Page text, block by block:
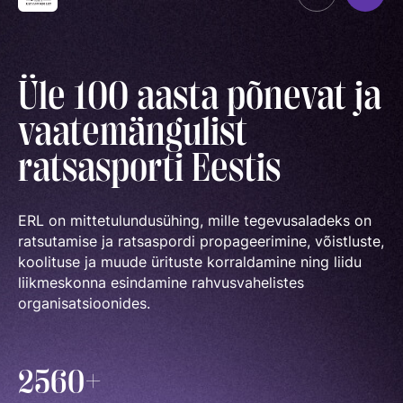
Kontaktid
Väärtused Ja Visioon
Juhatus
Juhatuse Ja Üldkogu Protokollid
ERL-I Põhikiri
Arengukava
Teenetemärk
Uudised
Ratsaspordialad
TAKISTUSSÕIT
Regulatsioonid
Võistluskalender
Võistlussarjad
Edetabelid
Estonian Rising Stars
LAPSEVANEMALE
ROHELINE KAART
ARENGUMUDEL
Treenerid
KUTSE EETIKA
Taotlemine
TALLINN HORSE SHOW
RATSANET
Üle 100 aasta põnevat ja
vaatemängulist
ratsasporti Eestis
ERL on mittetulundusühing, mille tegevusaladeks on
ratsutamise ja ratsaspordi propageerimine, võistluste,
koolituse ja muude ürituste korraldamine ning liidu
liikmeskonna esindamine rahvusvahelistes
organisatsioonides.
2560+